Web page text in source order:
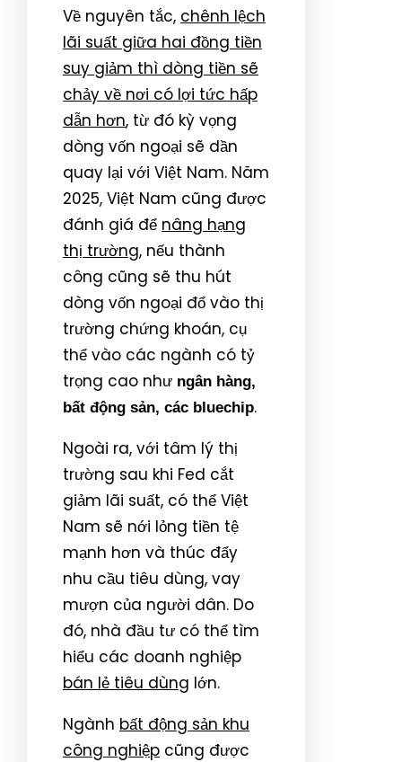
Về nguyên tắc, chênh lệch
lãi suất giữa hai đồng tiền
suy giảm thì dòng tiền sẽ
chảy về nơi có lợi tức hấp
dẫn hơn, từ đó kỳ vọng
dòng vốn ngoại sẽ dần
quay lại với Việt Nam. Năm
2025, Việt Nam cũng được
đánh giá để nâng hạng
thị trường, nếu thành
công cũng sẽ thu hút
dòng vốn ngoại đổ vào thị
trường chứng khoán, cụ
thể vào các ngành có tỷ
trọng cao như ngân hàng,
bất động sản, các bluechip.
Ngoài ra, với tâm lý thị
trường sau khi Fed cắt
giảm lãi suất, có thể Việt
Nam sẽ nới lỏng tiền tệ
mạnh hơn và thúc đẩy
nhu cầu tiêu dùng, vay
mượn của người dân. Do
đó, nhà đầu tư có thể tìm
hiểu các doanh nghiệp
bán lẻ tiêu dùng lớn.
Ngành bất động sản khu
công nghiệp cũng được